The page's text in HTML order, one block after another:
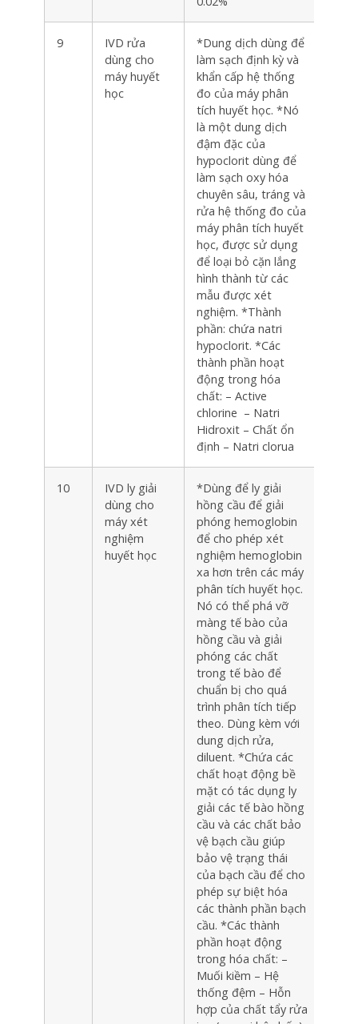
9
IVD rửa
dùng cho
máy huyết
học
*Dung dịch dùng để
làm sạch định kỳ và
khẩn cấp hệ thống
đo của máy phân
tích huyết học. *Nó
là một dung dịch
đậm đặc của
hypoclorit dùng để
làm sạch oxy hóa
chuyên sâu, tráng và
rửa hệ thống đo của
máy phân tích huyết
học, được sử dụng
để loại bỏ cặn lắng
hình thành từ các
mẫu được xét
nghiệm. *Thành
phần: chứa natri
hypoclorit. *Các
thành phần hoạt
động trong hóa
chất: – Active
chlorine – Natri
Hidroxit – Chất ổn
định – Natri clorua
10
IVD ly giải
dùng cho
máy xét
nghiệm
huyết học
*Dùng để ly giải
hồng cầu để giải
phóng hemoglobin
để cho phép xét
nghiệm hemoglobin
xa hơn trên các máy
phân tích huyết học.
Nó có thể phá vỡ
màng tế bào của
hồng cầu và giải
phóng các chất
trong tế bào để
chuẩn bị cho quá
trình phân tích tiếp
theo. Dùng kèm với
dung dịch rửa,
diluent. *Chứa các
chất hoạt động bề
mặt có tác dụng ly
giải các tế bào hồng
cầu và các chất bảo
vệ bạch cầu giúp
bảo vệ trạng thái
của bạch cầu để cho
phép sự biệt hóa
các thành phần bạch
cầu. *Các thành
phần hoạt động
trong hóa chất: –
Muối kiềm – Hệ
thống đệm – Hỗn
hợp của chất tẩy rửa